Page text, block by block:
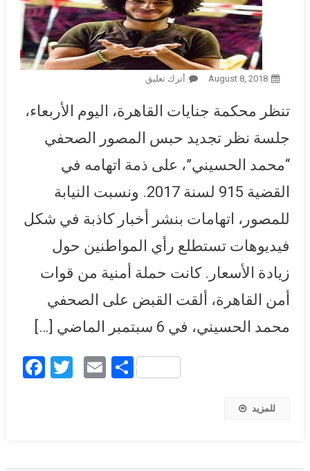
August 8, 2018 أترك تعليق
بعد 11 شهرا من القبض عليه
تنظر محكمة جنايات القاهرة، اليوم الأربعاء،
جلسة نظر تجديد حبس المصور الصحفي
“محمد الحسيني”، على ذمة اتهامه في
القضية 915 لسنة 2017. ونسبت النيابة
للمصور، اتهامات بنشر أخبار كاذبة في شكل
فيديوهات تستطلع رأي المواطنين حول
زيادة الأسعار. كانت حملة أمنية من قوات
أمن القاهرة، ألقت القبض على الصحفي
محمد الحسيني، في 6 سبتمبر الماضي […]
Facebook
Twitter
EmailShare
للمزيد